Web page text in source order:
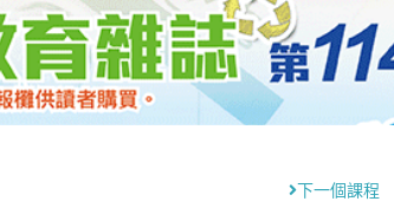
下一個課程